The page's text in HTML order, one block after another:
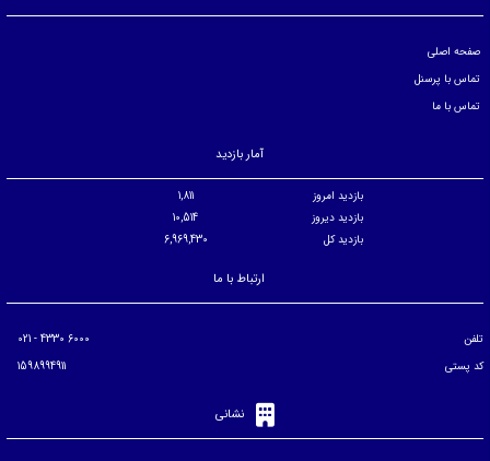
صفحه اصلی
تماس با پرسنل
تماس با ما
آمار بازدید
بازدید امروز
1,811
بازدید دیروز
10,514
بازدید کل
6,969,430
ارتباط با ما
تلفن
کد پستی
نشانی